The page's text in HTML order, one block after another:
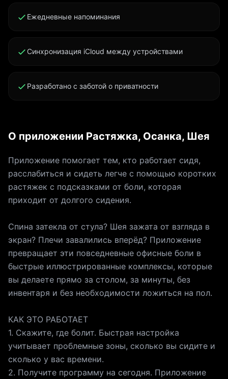
библиотеку, программы, напоминания,
является медицинским устройством и не заменяет
использования: https://click2.app/limbr-terms-of-use
Ежедневные напоминания
Синхронизация iCloud между устройствами
Разработано с заботой о приватности
О приложении Растяжка, Осанка, Шея
Приложение помогает тем, кто работает сидя,
расслабиться и сидеть легче с помощью коротких
растяжек с подсказками от боли, которая
приходит от долгого сидения.
Спина затекла от стула? Шея зажата от взгляда в
экран? Плечи завалились вперёд? Приложение
превращает эти повседневные офисные боли в
быстрые иллюстрированные комплексы, которые
вы делаете прямо за столом, за минуты, без
инвентаря и без необходимости ложиться на пол.
КАК ЭТО РАБОТАЕТ
1. Скажите, где болит. Быстрая настройка
учитывает проблемные зоны, сколько вы сидите и
сколько у вас времени.
2. Получите программу на сегодня. Приложение